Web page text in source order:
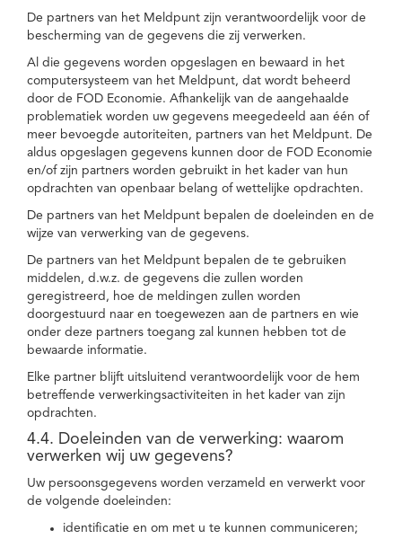
De partners van het Meldpunt zijn verantwoordelijk voor de
bescherming van de gegevens die zij verwerken.
Al die gegevens worden opgeslagen en bewaard in het
computersysteem van het Meldpunt, dat wordt beheerd
door de FOD Economie. Afhankelijk van de aangehaalde
problematiek worden uw gegevens meegedeeld aan één of
meer bevoegde autoriteiten, partners van het Meldpunt. De
aldus opgeslagen gegevens kunnen door de FOD Economie
en/of zijn partners worden gebruikt in het kader van hun
opdrachten van openbaar belang of wettelijke opdrachten.
De partners van het Meldpunt bepalen de doeleinden en de
wijze van verwerking van de gegevens.
De partners van het Meldpunt bepalen de te gebruiken
middelen, d.w.z. de gegevens die zullen worden
geregistreerd, hoe de meldingen zullen worden
doorgestuurd naar en toegewezen aan de partners en wie
onder deze partners toegang zal kunnen hebben tot de
bewaarde informatie.
Elke partner blijft uitsluitend verantwoordelijk voor de hem
betreffende verwerkingsactiviteiten in het kader van zijn
opdrachten.
4.4. Doeleinden van de verwerking: waarom
verwerken wij uw gegevens?
Uw persoonsgegevens worden verzameld en verwerkt voor
de volgende doeleinden:
identificatie en om met u te kunnen communiceren;